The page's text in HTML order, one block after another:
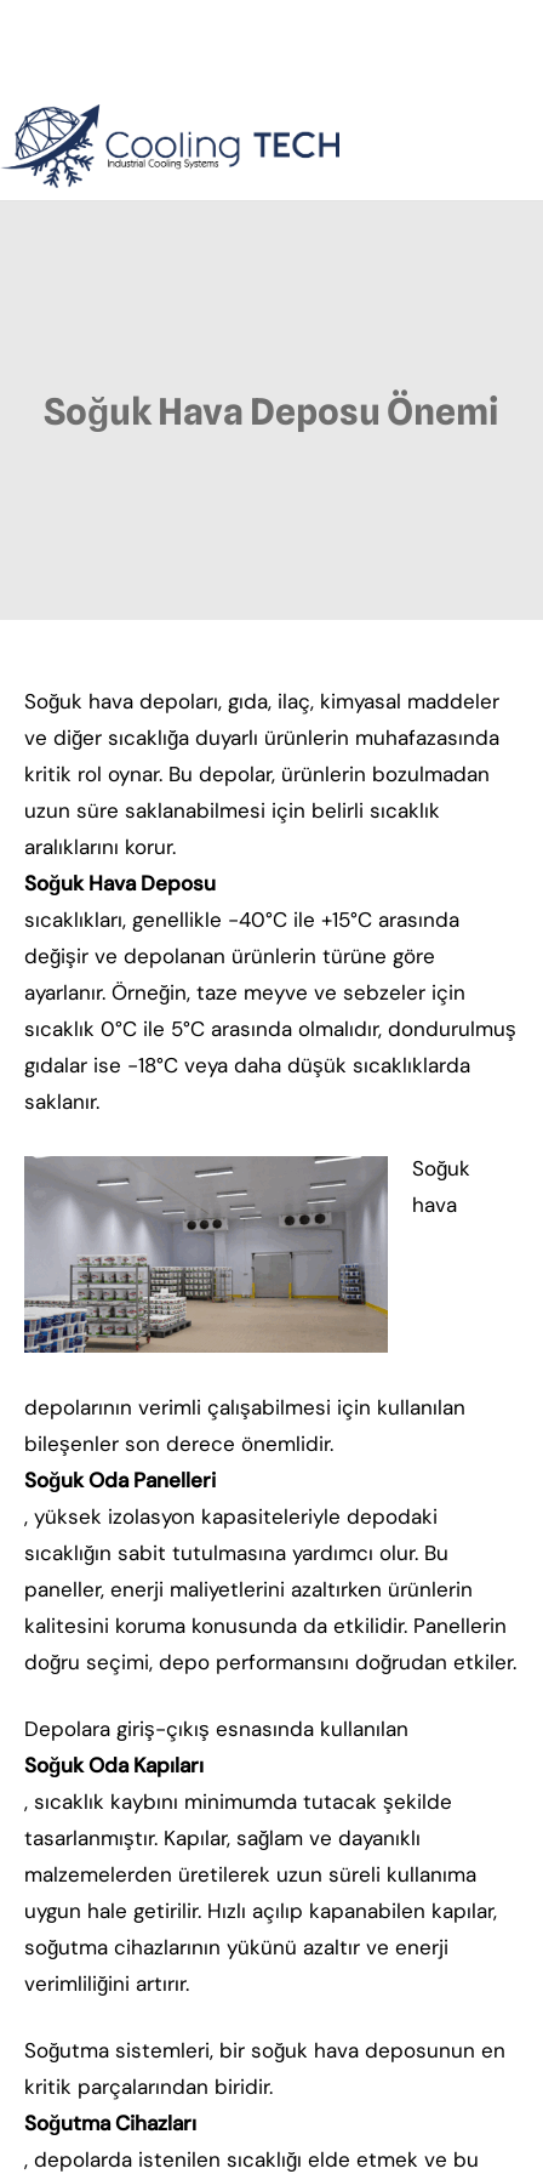
Soğuk Hava Deposu Önemi
Soğuk hava depoları, gıda, ilaç, kimyasal maddeler
ve diğer sıcaklığa duyarlı ürünlerin muhafazasında
kritik rol oynar. Bu depolar, ürünlerin bozulmadan
uzun süre saklanabilmesi için belirli sıcaklık
aralıklarını korur.
Soğuk Hava Deposu
sıcaklıkları, genellikle -40°C ile +15°C arasında
değişir ve depolanan ürünlerin türüne göre
ayarlanır. Örneğin, taze meyve ve sebzeler için
sıcaklık 0°C ile 5°C arasında olmalıdır, dondurulmuş
gıdalar ise -18°C veya daha düşük sıcaklıklarda
saklanır.
Soğuk
hava
depolarının verimli çalışabilmesi için kullanılan
bileşenler son derece önemlidir.
Soğuk Oda Panelleri
, yüksek izolasyon kapasiteleriyle depodaki
sıcaklığın sabit tutulmasına yardımcı olur. Bu
paneller, enerji maliyetlerini azaltırken ürünlerin
kalitesini koruma konusunda da etkilidir. Panellerin
doğru seçimi, depo performansını doğrudan etkiler.
Depolara giriş-çıkış esnasında kullanılan
Soğuk Oda Kapıları
, sıcaklık kaybını minimumda tutacak şekilde
tasarlanmıştır. Kapılar, sağlam ve dayanıklı
malzemelerden üretilerek uzun süreli kullanıma
uygun hale getirilir. Hızlı açılıp kapanabilen kapılar,
soğutma cihazlarının yükünü azaltır ve enerji
verimliliğini artırır.
Soğutma sistemleri, bir soğuk hava deposunun en
kritik parçalarından biridir.
Soğutma Cihazları
, depolarda istenilen sıcaklığı elde etmek ve bu